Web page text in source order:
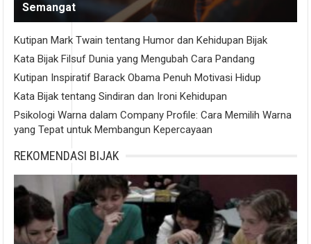
Semangat
Kutipan Mark Twain tentang Humor dan Kehidupan Bijak
Kata Bijak Filsuf Dunia yang Mengubah Cara Pandang
Kutipan Inspiratif Barack Obama Penuh Motivasi Hidup
Kata Bijak tentang Sindiran dan Ironi Kehidupan
Psikologi Warna dalam Company Profile: Cara Memilih Warna
yang Tepat untuk Membangun Kepercayaan
REKOMENDASI BIJAK